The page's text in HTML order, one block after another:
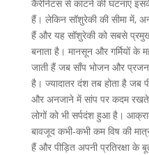
कैरीनेटस से काटने की घटनाएं
हैं। लेकिन सॉशुरेकी की सीमा में,
हैं और यह सॉशुरेकी को सबसे प्रमुख
बनाता है। मानसून और गर्मियों के
जाती हैं जब साँप भोजन और
है। ज्यादातर दंश तब होता है जब
और अनजाने में सांप पर कदम रखते
लोगों को भी सर्पदंश हुआ है।
बावजूद कभी-कभी कम विष की
हैं और पीड़ित अपनी प्रतिरक्षा के